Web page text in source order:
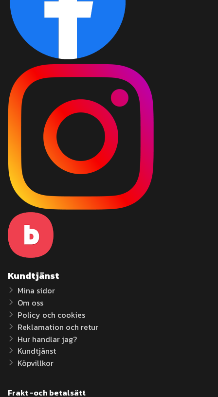
Kundtjänst
Mina sidor
Om oss
Policy och cookies
Reklamation och retur
Hur handlar jag?
Kundtjänst
Köpvillkor
Frakt -och betalsätt